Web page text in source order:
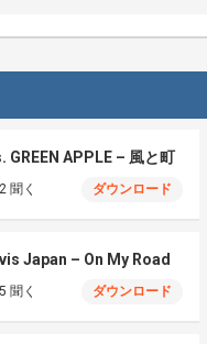
GREEN APPLE – 風と町
聞く ダウンロード
Japan – On My Road
聞く ダウンロード